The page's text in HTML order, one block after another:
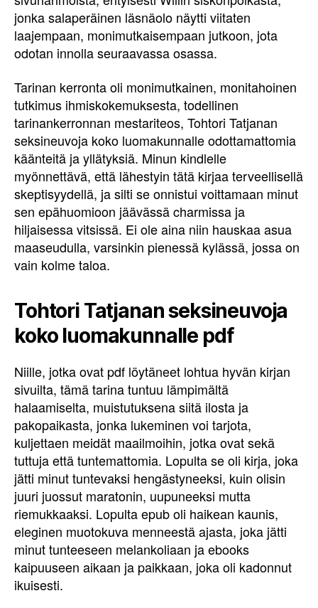
jonka salaperäinen läsnäolo näytti viitaten
laajempaan, monimutkaisempaan jutkoon, jota
odotan innolla seuraavassa osassa.
Tarinan kerronta oli monimutkainen, monitahoinen
tutkimus ihmiskokemuksesta, todellinen
tarinankerronnan mestariteos, Tohtori Tatjanan
seksineuvoja koko luomakunnalle odottamattomia
käänteitä ja yllätyksiä. Minun kindlelle
myönnettävä, että lähestyin tätä kirjaa terveellisellä
skeptisyydellä, ja silti se onnistui voittamaan minut
sen epähuomioon jäävässä charmissa ja
hiljaisessa vitsissä. Ei ole aina niin hauskaa asua
maaseudulla, varsinkin pienessä kylässä, jossa on
vain kolme taloa.
Tohtori Tatjanan seksineuvoja
koko luomakunnalle pdf
Niille, jotka ovat pdf löytäneet lohtua hyvän kirjan
sivuilta, tämä tarina tuntuu lämpimältä
halaamiselta, muistutuksena siitä ilosta ja
pakopaikasta, jonka lukeminen voi tarjota,
kuljettaen meidät maailmoihin, jotka ovat sekä
tuttuja että tuntemattomia. Lopulta se oli kirja, joka
jätti minut tuntevaksi hengästyneeksi, kuin olisin
juuri juossut maratonin, uupuneeksi mutta
riemukkaaksi. Lopulta epub oli haikean kaunis,
eleginen muotokuva menneestä ajasta, joka jätti
minut tunteeseen melankoliaan ja ebooks
kaipuuseen aikaan ja paikkaan, joka oli kadonnut
ikuisesti.